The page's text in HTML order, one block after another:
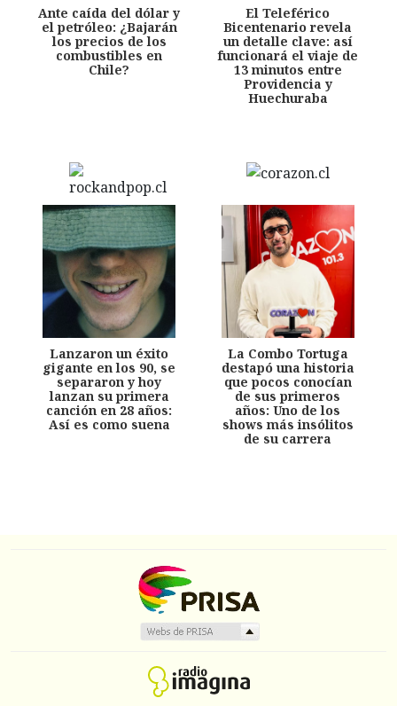
Ante caída del dólar y
el petróleo: ¿Bajarán
los precios de los
combustibles en
Chile?
El Teleférico
Bicentenario revela
un detalle clave: así
funcionará el viaje de
13 minutos entre
Providencia y
Huechuraba
Lanzaron un éxito
gigante en los 90, se
separaron y hoy
lanzan su primera
canción en 28 años:
Así es como suena
La Combo Tortuga
destapó una historia
que pocos conocían
de sus primeros
años: Uno de los
shows más insólitos
de su carrera